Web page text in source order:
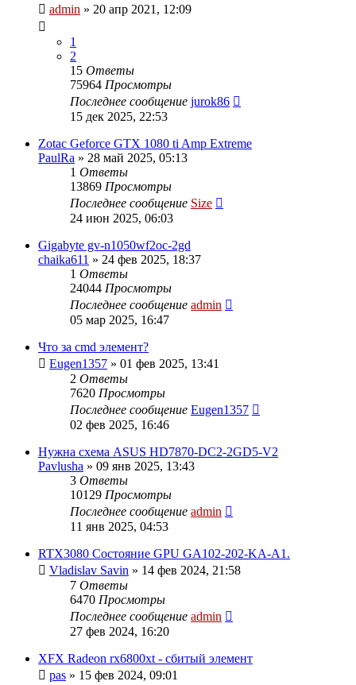
admin » 20 апр 2021, 12:09
1
2
15 Ответы
75964 Просмотры
Последнее сообщение jurok86
15 дек 2025, 22:53
Zotac Geforce GTX 1080 ti Amp Extreme
PaulRa » 28 май 2025, 05:13
1 Ответы
13869 Просмотры
Последнее сообщение Size
24 июн 2025, 06:03
Gigabyte gv-n1050wf2oc-2gd
chaika611 » 24 фев 2025, 18:37
1 Ответы
24044 Просмотры
Последнее сообщение admin
05 мар 2025, 16:47
Что за cmd элемент?
Eugen1357 » 01 фев 2025, 13:41
2 Ответы
7620 Просмотры
Последнее сообщение Eugen1357
02 фев 2025, 16:46
Нужна схема ASUS HD7870-DC2-2GD5-V2
Pavlusha » 09 янв 2025, 13:43
3 Ответы
10129 Просмотры
Последнее сообщение admin
11 янв 2025, 04:53
RTX3080 Состояние GPU GA102-202-KA-A1.
Vladislav Savin » 14 фев 2024, 21:58
7 Ответы
6470 Просмотры
Последнее сообщение admin
27 фев 2024, 16:20
XFX Radeon rx6800xt - сбитый элемент
pas » 15 фев 2024, 09:01